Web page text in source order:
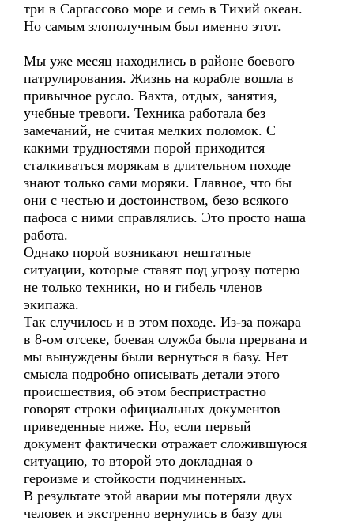
три в Саргассово море и семь в Тихий океан.
Но самым злополучным был именно этот.
Мы уже месяц находились в районе боевого
патрулирования. Жизнь на корабле вошла в
привычное русло. Вахта, отдых, занятия,
учебные тревоги. Техника работала без
замечаний, не считая мелких поломок. С
какими трудностями порой приходится
сталкиваться морякам в длительном походе
знают только сами моряки. Главное, что бы
они с честью и достоинством, безо всякого
пафоса с ними справлялись. Это просто наша
работа.
Однако порой возникают нештатные
ситуации, которые ставят под угрозу потерю
не только техники, но и гибель членов
экипажа.
Так случилось и в этом походе. Из-за пожара
в 8-ом отсеке, боевая служба была прервана и
мы вынуждены были вернуться в базу. Нет
смысла подробно описывать детали этого
происшествия, об этом беспристрастно
говорят строки официальных документов
приведенные ниже. Но, если первый
документ фактически отражает сложившуюся
ситуацию, то второй это докладная о
героизме и стойкости подчиненных.
В результате этой аварии мы потеряли двух
человек и экстренно вернулись в базу для